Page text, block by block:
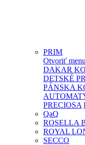
PRIM
Otvoriť menu
DAKAR
DETSKÉ
PÁNSKA
PRECIOSA
QaQ
ROSELLA
ROYAL
SECCO